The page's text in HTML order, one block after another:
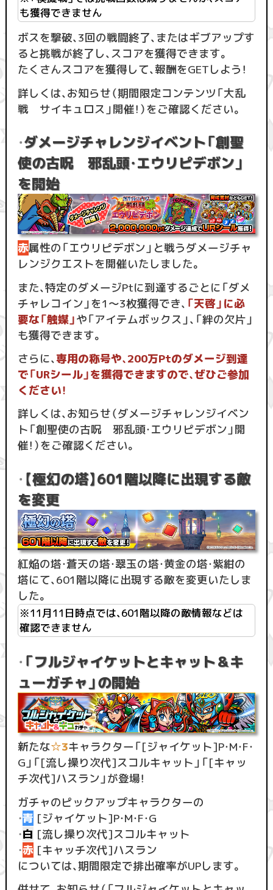
も獲得できません
ボスを撃破、3回の戦闘終了、またはギブアップす
ると挑戦が終了し、スコアを獲得できます。
たくさんスコアを獲得して、報酬をGETしよう！
詳しくは、お知らせ（期間限定コンテンツ「大乱
戦 サイキュロス」開催！）をご確認ください。
・ダメージチャレンジイベント「創聖
使の古呪 邪乱頭・エウリピデボン」
を開始
赤属性の「エウリピデボン」と戦うダメージチャ
レンジクエストを開催いたしました。
また、特定のダメージPtに到達するごとに「ダメ
チャレコイン」を1〜3枚獲得でき、 「天啓」に必
要な「触媒」や「アイテムボックス」、「絆の欠片」
も獲得できます。
さらに、専用の称号や、200万Ptのダメージ到達
で「URシール」を獲得できますので、ぜひご参加
ください！
詳しくは、お知らせ（ダメージチャレンジイベン
ト「創聖使の古呪 邪乱頭・エウリピデボン」開
催！）をご確認ください。
・ 【極幻の塔】601階以降に出現する敵
を変更
紅焔の塔・蒼天の塔・翠玉の塔・黄金の塔・紫紺の
塔にて、601階以降に出現する敵を変更いたしま
した。
※11月11日時点では、601階以降の敵情報などは
確認できません
・ 「フルジャイケットとキャット＆キ
ューガチャ」の開始
新たな☆3キャラクター「[ジャイケット]P・M・F・
G」「[流し操り次代]スコルキャット」「[キャッ
チ次代]ハスラン」が登場！
ガチャのピックアップキャラクターの
・青 [ジャイケット]P・M・F・G
・白 [流し操り次代]スコルキャット
・赤 [キャッチ次代]ハスラン
については、期間限定で排出確率がUPします。